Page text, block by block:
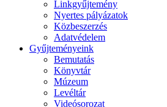
Linkgyűjtemény
Nyertes pályázatok
Közbeszerzés
Adatvédelem
Gyűjteményeink
Bemutatás
Könyvtár
Múzeum
Levéltár
Videósorozat